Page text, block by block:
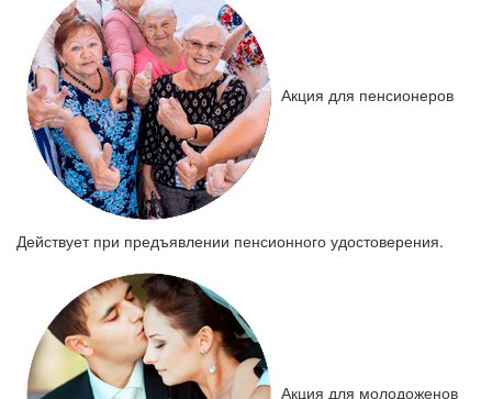
Акция для пенсионеров
Действует при предъявлении пенсионного удостоверения.
Акция для молодоженов